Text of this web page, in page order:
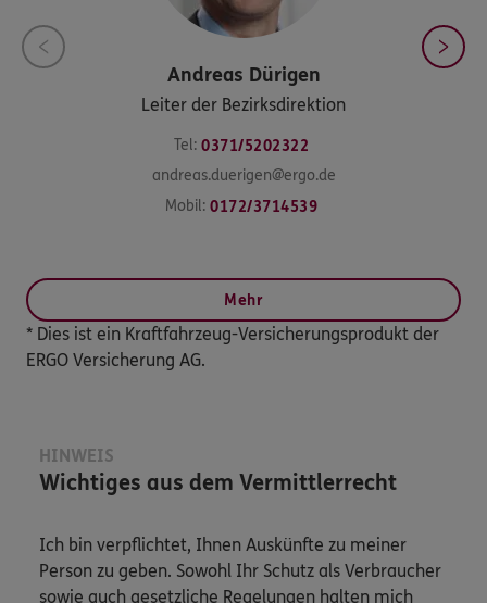
Andreas Dürigen
Leiter der Bezirksdirektion
Tel: 0371/5202322
andreas.duerigen@ergo.de
Mobil: 0172/3714539
Mehr
* Dies ist ein Kraftfahrzeug-Versicherungsprodukt der
ERGO Versicherung AG.
HINWEIS
Wichtiges aus dem Vermittlerrecht
Ich bin verpflichtet, Ihnen Auskünfte zu meiner
Person zu geben. Sowohl Ihr Schutz als Verbraucher
sowie auch gesetzliche Regelungen halten mich